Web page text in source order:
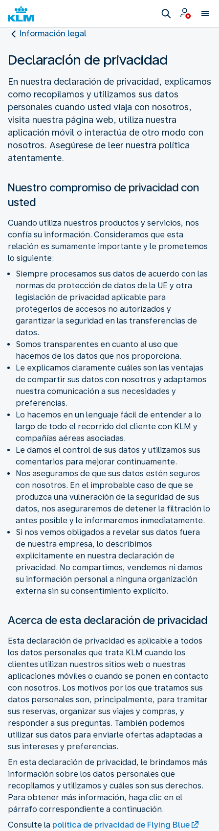
Información legal
Declaración de privacidad
En nuestra declaración de privacidad, explicamos
como recopilamos y utilizamos sus datos
personales cuando usted viaja con nosotros,
visita nuestra página web, utiliza nuestra
aplicación móvil o interactúa de otro modo con
nosotros. Asegúrese de leer nuestra política
atentamente.
Nuestro compromiso de privacidad con
usted
Cuando utiliza nuestros productos y servicios, nos
confía su información. Consideramos que esta
relación es sumamente importante y le prometemos
lo siguiente:
Siempre procesamos sus datos de acuerdo con las
normas de protección de datos de la UE y otra
legislación de privacidad aplicable para
protegerlos de accesos no autorizados y
garantizar la seguridad en las transferencias de
datos.
Somos transparentes en cuanto al uso que
hacemos de los datos que nos proporciona.
Le explicamos claramente cuáles son las ventajas
de compartir sus datos con nosotros y adaptamos
nuestra comunicación a sus necesidades y
preferencias.
Lo hacemos en un lenguaje fácil de entender a lo
largo de todo el recorrido del cliente con KLM y
compañías aéreas asociadas.
Le damos el control de sus datos y utilizamos sus
comentarios para mejorar continuamente.
Nos aseguramos de que sus datos estén seguros
con nosotros. En el improbable caso de que se
produzca una vulneración de la seguridad de sus
datos, nos aseguraremos de detener la filtración lo
antes posible y le informaremos inmediatamente.
Si nos vemos obligados a revelar sus datos fuera
de nuestra empresa, lo describimos
explícitamente en nuestra declaración de
privacidad. No compartimos, vendemos ni damos
su información personal a ninguna organización
externa sin su consentimiento explícito.
Acerca de esta declaración de privacidad
Esta declaración de privacidad es aplicable a todos
los datos personales que trata KLM cuando los
clientes utilizan nuestros sitios web o nuestras
aplicaciones móviles o cuando se ponen en contacto
con nosotros. Los motivos por los que tratamos sus
datos personales son, principalmente, para tramitar
sus reservas, organizar sus viajes y compras, y
responder a sus preguntas. También podemos
utilizar sus datos para enviarle ofertas adaptadas a
sus intereses y preferencias.
En esta declaración de privacidad, le brindamos más
información sobre los datos personales que
recopilamos y utilizamos y cuáles son sus derechos.
Para obtener más información, haga clic en el
párrafo correspondiente a continuación.
Consulte la política de privacidad de Flying Blue